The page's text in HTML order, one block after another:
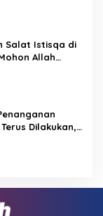
Salat Istisqa di
Allah
Dilakukan,